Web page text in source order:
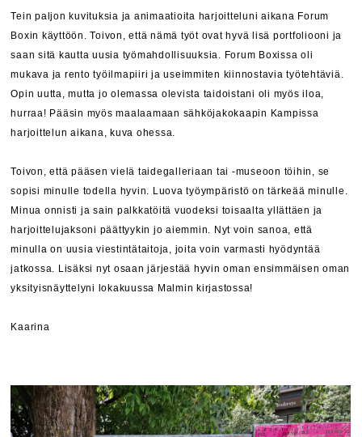
Tein paljon kuvituksia ja animaatioita harjoitteluni aikana Forum
Boxin käyttöön. Toivon, että nämä työt ovat hyvä lisä portfoliooni ja
saan sitä kautta uusia työmahdollisuuksia. Forum Boxissa oli
mukava ja rento työilmapiiri ja useimmiten kiinnostavia työtehtäviä.
Opin uutta, mutta jo olemassa olevista taidoistani oli myös iloa,
hurraa! Pääsin myös maalaamaan sähköjakokaapin Kampissa
harjoittelun aikana, kuva ohessa.
Toivon, että pääsen vielä taidegalleriaan tai -museoon töihin, se
sopisi minulle todella hyvin. Luova työympäristö on tärkeää minulle.
Minua onnisti ja sain palkkatöitä vuodeksi toisaalta yllättäen ja
harjoittelujaksoni päättyykin jo aiemmin. Nyt voin sanoa, että
minulla on uusia viestintätaitoja, joita voin varmasti hyödyntää
jatkossa. Lisäksi nyt osaan järjestää hyvin oman ensimmäisen oman
yksityisnäyttelyni lokakuussa Malmin kirjastossa!
Kaarina